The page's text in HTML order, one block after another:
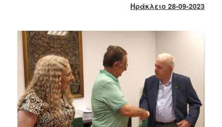
2015
2013
2012
2011
2010
2006
Ηράκλειο 28-09-2023